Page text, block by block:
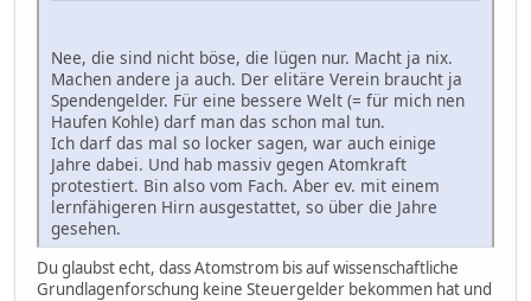
Nee, die sind nicht böse, die lügen nur. Macht ja nix.
Machen andere ja auch. Der elitäre Verein braucht ja
Spendengelder. Für eine bessere Welt (= für mich nen
Haufen Kohle) darf man das schon mal tun.
Ich darf das mal so locker sagen, war auch einige
Jahre dabei. Und hab massiv gegen Atomkraft
protestiert. Bin also vom Fach. Aber ev. mit einem
lernfähigeren Hirn ausgestattet, so über die Jahre
gesehen.
Du glaubst echt, dass Atomstrom bis auf wissenschaftliche
Grundlagenforschung keine Steuergelder bekommen hat und